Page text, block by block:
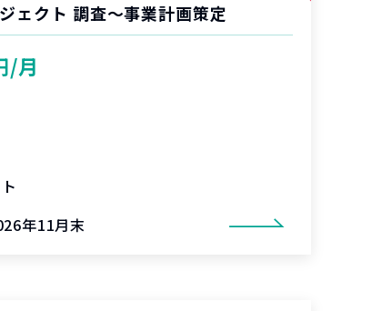
ェクト 調査〜事業計画策定
/月
年11月末